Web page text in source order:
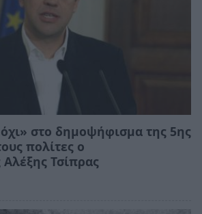
στο δημοψήφισμα της 5ης
πολίτες ο
Τσίπρας